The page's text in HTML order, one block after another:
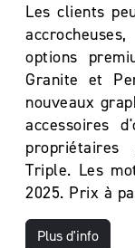
Les clients
options
Granite et
nouveaux
accessoires
Triple. Les
2025. Prix à
Plus d'info